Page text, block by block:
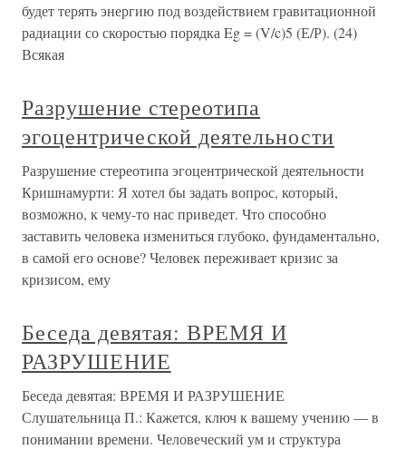
будет терять энергию под воздействием гравитационной
радиации со скоростью порядка Eg = (V/c)5 (Е/Р). (24)
Всякая
Разрушение стереотипа
эгоцентрической деятельности
Разрушение стереотипа эгоцентрической деятельности
Кришнамурти: Я хотел бы задать вопрос, который,
возможно, к чему-то нас приведет. Что способно
заставить человека измениться глубоко, фундаментально,
в самой его основе? Человек переживает кризис за
кризисом, ему
Беседа девятая: ВРЕМЯ И
РАЗРУШЕНИЕ
Беседа девятая: ВРЕМЯ И РАЗРУШЕНИЕ
Слушательница П.: Кажется, ключ к вашему учению — в
понимании времени. Человеческий ум и структура